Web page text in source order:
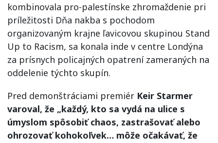
kombinovala pro-palestínske zhromaždenie pri
príležitosti Dňa nakba s pochodom
organizovaným krajne ľavicovou skupinou Stand
Up to Racism, sa konala inde v centre Londýna
za prísnych policajných opatrení zameraných na
oddelenie týchto skupín.
Pred demonštráciami premiér Keir Starmer
varoval, že „každý, kto sa vydá na ulice s
úmyslom spôsobiť chaos, zastrašovať alebo
ohrozovať kohokoľvek… môže očakávať, že